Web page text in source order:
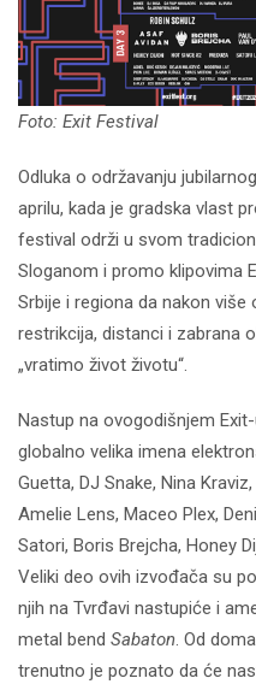
Foto: Exit Festival
Odluka o održavanju
aprilu, kada je gradska vlast
festival održi u svom
Sloganom i promo klipovima
Srbije i regiona da nakon više
restrikcija, distanci i zabrana
„vratimo život životu“.
Nastup na ovogodišnjem
globalno velika imena
Guetta, DJ Snake, Nina
Amelie Lens, Maceo Plex,
Satori, Boris Brejcha, Honey
Veliki deo ovih izvođača su
njih na Tvrđavi nastupiće i
metal bend Sabaton. Od
trenutno je poznato da će